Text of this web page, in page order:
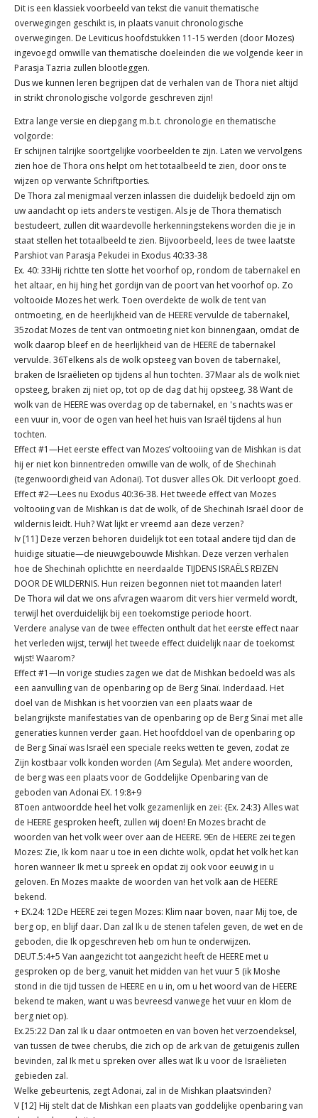
Dit is een klassiek voorbeeld van tekst die vanuit thematische
overwegingen geschikt is, in plaats vanuit chronologische
overwegingen. De Leviticus hoofdstukken 11-15 werden (door Mozes)
ingevoegd omwille van thematische doeleinden die we volgende keer in
Parasja Tazria zullen blootleggen.
Dus we kunnen leren begrijpen dat de verhalen van de Thora niet altijd
in strikt chronologische volgorde geschreven zijn!
Extra lange versie en diepgang m.b.t. chronologie en thematische
volgorde:
Er schijnen talrijke soortgelijke voorbeelden te zijn. Laten we vervolgens
zien hoe de Thora ons helpt om het totaalbeeld te zien, door ons te
wijzen op verwante Schriftporties.
De Thora zal menigmaal verzen inlassen die duidelijk bedoeld zijn om
uw aandacht op iets anders te vestigen. Als je de Thora thematisch
bestudeert, zullen dit waardevolle herkenningstekens worden die je in
staat stellen het totaalbeeld te zien. Bijvoorbeeld, lees de twee laatste
Parshiot van Parasja Pekudei in Exodus 40:33-38
Ex. 40: 33Hij richtte ten slotte het voorhof op, rondom de tabernakel en
het altaar, en hij hing het gordijn van de poort van het voorhof op. Zo
voltooide Mozes het werk. Toen overdekte de wolk de tent van
ontmoeting, en de heerlijkheid van de HEERE vervulde de tabernakel,
35zodat Mozes de tent van ontmoeting niet kon binnengaan, omdat de
wolk daarop bleef en de heerlijkheid van de HEERE de tabernakel
vervulde. 36Telkens als de wolk opsteeg van boven de tabernakel,
braken de Israëlieten op tijdens al hun tochten. 37Maar als de wolk niet
opsteeg, braken zij niet op, tot op de dag dat hij opsteeg. 38 Want de
wolk van de HEERE was overdag op de tabernakel, en 's nachts was er
een vuur in, voor de ogen van heel het huis van Israël tijdens al hun
tochten.
Effect #1—Het eerste effect van Mozes’ voltooiing van de Mishkan is dat
hij er niet kon binnentreden omwille van de wolk, of de Shechinah
(tegenwoordigheid van Adonai). Tot dusver alles Ok. Dit verloopt goed.
Effect #2—Lees nu Exodus 40:36-38. Het tweede effect van Mozes
voltooiing van de Mishkan is dat de wolk, of de Shechinah Israël door de
wildernis leidt. Huh? Wat lijkt er vreemd aan deze verzen?
Iv [11] Deze verzen behoren duidelijk tot een totaal andere tijd dan de
huidige situatie—de nieuwgebouwde Mishkan. Deze verzen verhalen
hoe de Shechinah oplichtte en neerdaalde TIJDENS ISRAËLS REIZEN
DOOR DE WILDERNIS. Hun reizen begonnen niet tot maanden later!
De Thora wil dat we ons afvragen waarom dit vers hier vermeld wordt,
terwijl het overduidelijk bij een toekomstige periode hoort.
Verdere analyse van de twee effecten onthult dat het eerste effect naar
het verleden wijst, terwijl het tweede effect duidelijk naar de toekomst
wijst! Waarom?
Effect #1—In vorige studies zagen we dat de Mishkan bedoeld was als
een aanvulling van de openbaring op de Berg Sinaï. Inderdaad. Het
doel van de Mishkan is het voorzien van een plaats waar de
belangrijkste manifestaties van de openbaring op de Berg Sinaï met alle
generaties kunnen verder gaan. Het hoofddoel van de openbaring op
de Berg Sinaï was Israël een speciale reeks wetten te geven, zodat ze
Zijn kostbaar volk konden worden (Am Segula). Met andere woorden,
de berg was een plaats voor de Goddelijke Openbaring van de
geboden van Adonai EX. 19:8+9
8Toen antwoordde heel het volk gezamenlijk en zei: {Ex. 24:3} Alles wat
de HEERE gesproken heeft, zullen wij doen! En Mozes bracht de
woorden van het volk weer over aan de HEERE. 9En de HEERE zei tegen
Mozes: Zie, Ik kom naar u toe in een dichte wolk, opdat het volk het kan
horen wanneer Ik met u spreek en opdat zij ook voor eeuwig in u
geloven. En Mozes maakte de woorden van het volk aan de HEERE
bekend.
+ EX.24: 12De HEERE zei tegen Mozes: Klim naar boven, naar Mij toe, de
berg op, en blijf daar. Dan zal Ik u de stenen tafelen geven, de wet en de
geboden, die Ik opgeschreven heb om hun te onderwijzen.
DEUT.5:4+5 Van aangezicht tot aangezicht heeft de HEERE met u
gesproken op de berg, vanuit het midden van het vuur 5 (ik Moshe
stond in die tijd tussen de HEERE en u in, om u het woord van de HEERE
bekend te maken, want u was bevreesd vanwege het vuur en klom de
berg niet op).
Ex.25:22 Dan zal Ik u daar ontmoeten en van boven het verzoendeksel,
van tussen de twee cherubs, die zich op de ark van de getuigenis zullen
bevinden, zal Ik met u spreken over alles wat Ik u voor de Israëlieten
gebieden zal.
Welke gebeurtenis, zegt Adonai, zal in de Mishkan plaatsvinden?
V [12] Hij stelt dat de Mishkan een plaats van goddelijke openbaring van